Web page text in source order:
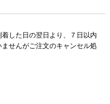
した日の翌日より、７日以内
せんがご注文のキャンセル処